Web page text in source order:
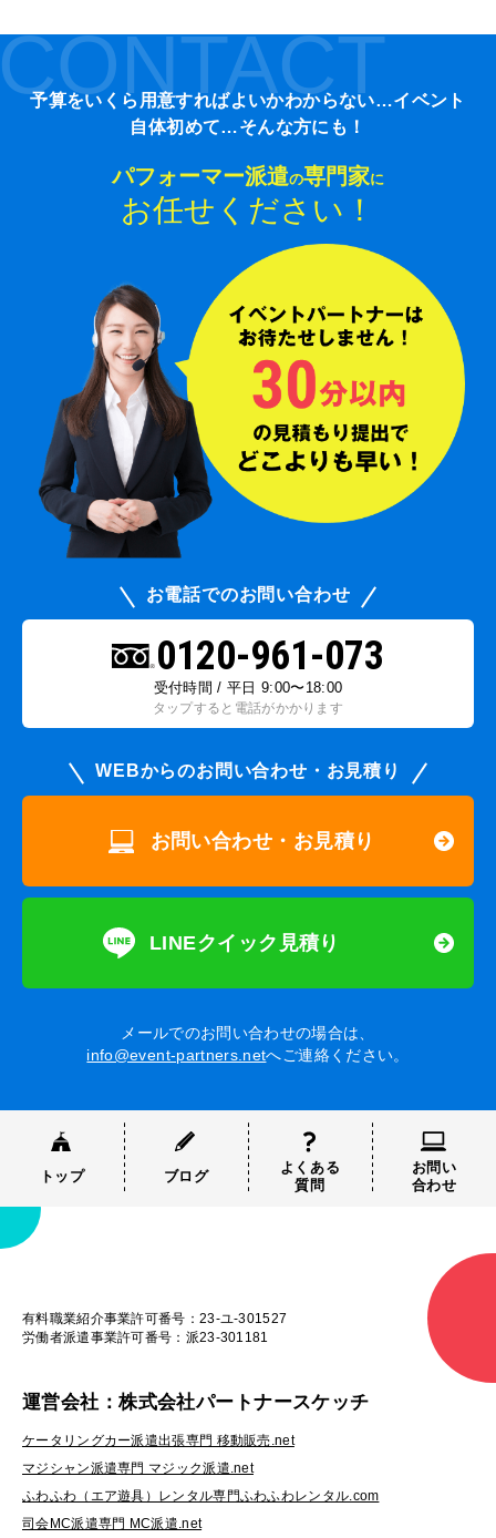
予算をいくら用意すればよいかわからない…イベント
自体初めて…そんな方にも！
パフォーマー派遣の専門家に
お任せください！
お電話でのお問い合わせ
0120-961-073
受付時間 / 平日 9:00〜18:00
タップすると電話がかかります
WEBからのお問い合わせ・お見積り
お問い合わせ・お見積り
LINEクイック見積り
メールでのお問い合わせの場合は、
info@event-partners.netへご連絡ください。
トップ ブログ
よくある
質問
お問い
合わせ
有料職業紹介事業許可番号：23-ユ-301527
労働者派遣事業許可番号：派23-301181
運営会社：株式会社パートナースケッチ
ケータリングカー派遣出張専門 移動販売.net
マジシャン派遣専門 マジック派遣.net
ふわふわ（エア遊具）レンタル専門ふわふわレンタル.com
司会MC派遣専門 MC派遣.net